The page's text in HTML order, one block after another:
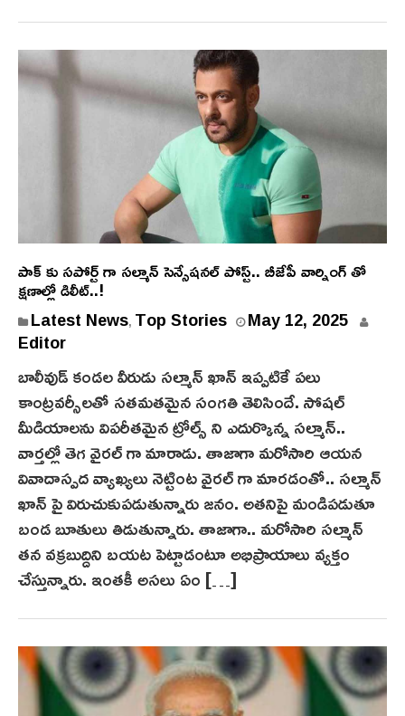
పాక్ కు సపోర్ట్ గా సల్మాన్ సెన్సేషనల్ పోస్ట్.. బీజేపీ వార్నింగ్ తో
క్షణాల్లో డిలీట్..!
Latest News, Top Stories May 12, 2025
Editor
బాలీవుడ్ కండల వీరుడు సల్మాన్ ఖాన్ ఇప్పటికే ప‌లు
కాంట్రవర్సీలతో సతమతమైన సంగతి తెలిసిందే. సోషల్
మీడియాలను విపరీతమైన ట్రోల్స్ ని ఎదుర్కొన్న సల్మాన్..
వార్తల్లో తెగ వైరల్ గా మారాడు. తాజాగా మరోసారి ఆయన
వివాదాస్పద వ్యాఖ్యలు నెట్టింట వైరల్ గా మారడంతో.. సల్మాన్
ఖాన్ పై విరుచుకుపడుతున్నారు జనం. అతనిపై మండిపడుతూ
బండ బూతులు తిడుతున్నారు. తాజాగా.. మరోసారి సల్మాన్
తన వక్రబుద్దిని బయట పెట్టాడంటూ అభిప్రాయాలు వ్యక్తం
చేస్తున్నారు. ఇంతకీ అసలు ఏం […]